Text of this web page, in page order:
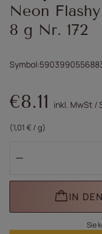
Neon
8 g Nr. 172
Symbol
€8.11 inkl. MwSt /
(1,01 € / g)
IN
Sie